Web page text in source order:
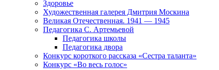
Здоровье
Художественная галерея Дмитрия Москина
Великая Отечественная. 1941 — 1945
Педагогика С. Артемьевой
Педагогика школы
Педагогика двора
Конкурс короткого рассказа «Сестра таланта»
Конкурс «Во весь голос»